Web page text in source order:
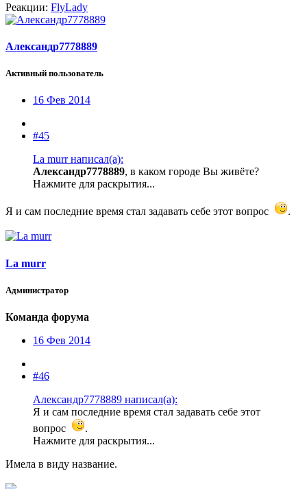
Реакции: FlyLady
Александр7778889
Активный пользователь
16 Фев 2014
#45
La murr написал(а):
Александр7778889, в каком городе Вы живёте?
Нажмите для раскрытия...
Я и сам последние время стал задавать себе этот вопрос .
La murr
Администратор
Команда форума
16 Фев 2014
#46
Александр7778889 написал(а):
Я и сам последние время стал задавать себе этот
вопрос
.
Нажмите для раскрытия...
Имела в виду название.